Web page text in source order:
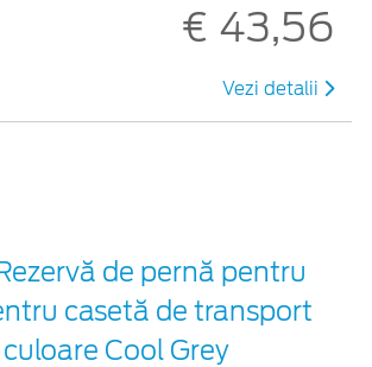
€ 43,56
Vezi detalii
de pernă pentru
casetă de transport
Cool Grey